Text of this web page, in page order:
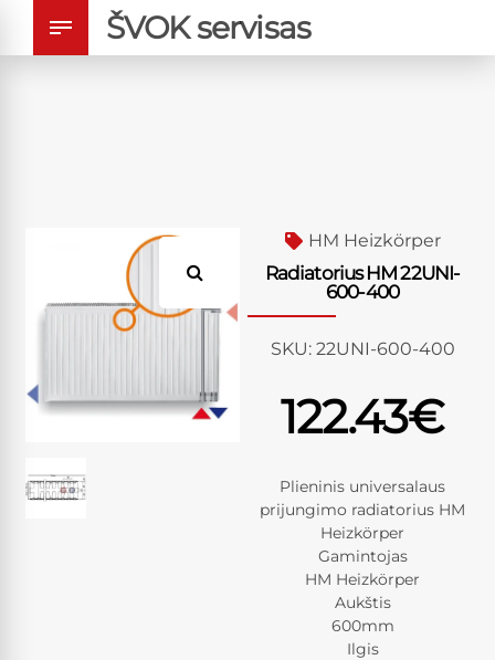
ŠVOK servisas
HM Heizkörper
Radiatorius HM 22UNI-
600-400
SKU: 22UNI-600-400
122.43€
Plieninis universalaus
prijungimo radiatorius HM
Heizkörper
Gamintojas
HM Heizkörper
Aukštis
600mm
Ilgis